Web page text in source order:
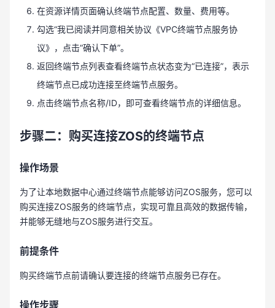
在资源详情页面确认终端节点配置、数量、费用等。
勾选“我已阅读并同意相关协议《VPC终端节点服务协
议》，点击“确认下单”。
返回终端节点列表查看终端节点状态变为“已连接”，表示
终端节点已成功连接至终端节点服务。
点击终端节点名称/ID，即可查看终端节点的详细信息。
步骤二：购买连接ZOS的终端节点
操作场景
为了让本地数据中心通过终端节点能够访问ZOS服务，您可以
购买连接ZOS服务的终端节点，实现可靠且高效的数据传输，
并能够无缝地与ZOS服务进行交互。
前提条件
购买终端节点前请确认要连接的终端节点服务已存在。
操作步骤